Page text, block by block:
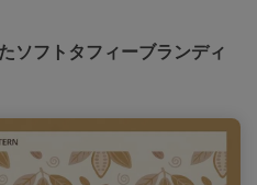
ソフトタフィーブランディ